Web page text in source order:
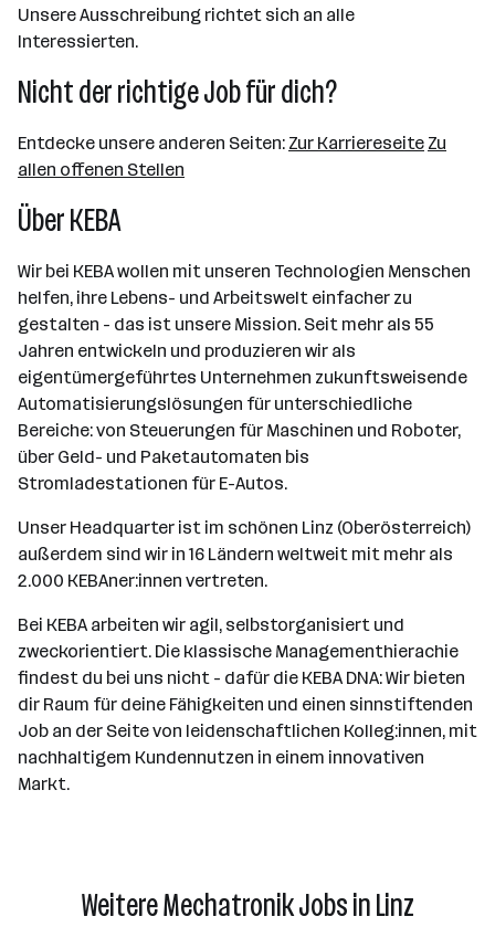
Unsere Ausschreibung richtet sich an alle
Interessierten.
Nicht der richtige Job für dich?
Entdecke unsere anderen Seiten: Zur Karriereseite Zu
allen offenen Stellen
Über KEBA
Wir bei KEBA wollen mit unseren Technologien Menschen
helfen, ihre Lebens- und Arbeitswelt einfacher zu
gestalten - das ist unsere Mission. Seit mehr als 55
Jahren entwickeln und produzieren wir als
eigentümergeführtes Unternehmen zukunftsweisende
Automatisierungslösungen für unterschiedliche
Bereiche: von Steuerungen für Maschinen und Roboter,
über Geld- und Paketautomaten bis
Stromladestationen für E-Autos.
Unser Headquarter ist im schönen Linz (Oberösterreich)
außerdem sind wir in 16 Ländern weltweit mit mehr als
2.000 KEBAner:innen vertreten.
Bei KEBA arbeiten wir agil, selbstorganisiert und
zweckorientiert. Die klassische Managementhierachie
findest du bei uns nicht - dafür die KEBA DNA: Wir bieten
dir Raum für deine Fähigkeiten und einen sinnstiftenden
Job an der Seite von leidenschaftlichen Kolleg:innen, mit
nachhaltigem Kundennutzen in einem innovativen
Markt.
Weitere Mechatronik Jobs in Linz